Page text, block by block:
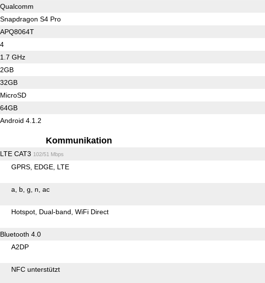
Qualcomm
Snapdragon S4 Pro
APQ8064T
4
1.7 GHz
2GB
32GB
MicroSD
64GB
Android 4.1.2
Kommunikation
LTE CAT3 102/51 Mbps
GPRS EDGE LTE
a b g n ac
Hotspot Dual-band WiFi Direct
Bluetooth 4.0
A2DP
NFC unterstützt